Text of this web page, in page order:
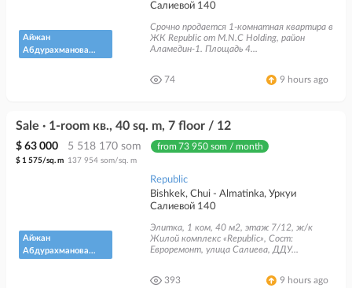
Айжан
Абдурахманова
Салиевой 140
Срочно продается 1-комнатная квартира в
ЖК Republic от M.N.C Holding, район
Аламедин-1. Площадь 4...
74 9 hours ago
Sale · 1-room кв., 40 sq. m, 7 floor / 12
$ 63 000 5 518 170 som from 73 950 som / month
$ 1 575/sq. m 137 954 som/sq. m
Айжан
Абдурахманова
Republic
Bishkek, Chui - Almatinka, Уркуи
Салиевой 140
Элитка, 1 ком, 40 м2, этаж 7/12, ж/к
Жилой комплекс «Republic», Сост:
Евроремонт, улица Салиева, ДДУ...
393 9 hours ago